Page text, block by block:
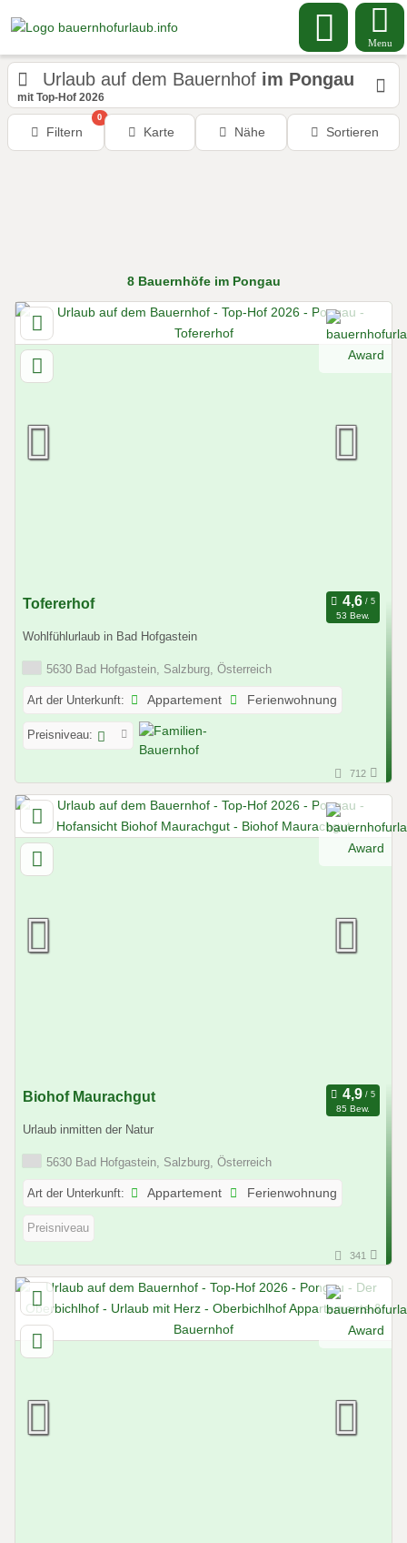
Menu
Urlaub auf dem Bauernhof im Pongau
mit Top-Hof 2026
Filtern
0
Karte Nähe Sortieren
8Bauernhöfe im Pongau
Tofererhof
53 Bew.
Wohlfühlurlaub in Bad Hofgastein
5630 Bad Hofgastein, Salzburg, Österreich
Art der Unterkunft: Appartement Ferienwohnung
Preisniveau:
712
Biohof Maurachgut
85 Bew.
Urlaub inmitten der Natur
5630 Bad Hofgastein, Salzburg, Österreich
Art der Unterkunft: Appartement Ferienwohnung
Preisniveau
341